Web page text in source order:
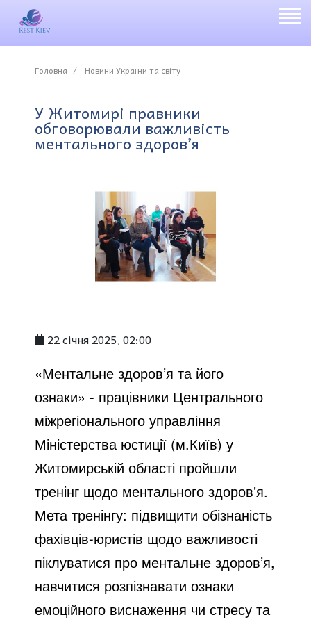
Головна Новини України та світу
У Житомирі правники
обговорювали важливість
ментального здоров’я
22 січня 2025, 02:00
«Ментальне здоров’я та його
ознаки» - працівники Центрального
міжрегіонального управління
Міністерства юстиції (м.Київ) у
Житомирській області пройшли
тренінг щодо ментального здоровʼя.
Мета тренінгу: підвищити обізнаність
фахівців-юристів щодо важливості
піклуватися про ментальне здоров’я,
навчитися розпізнавати ознаки
емоційного виснаження чи стресу та